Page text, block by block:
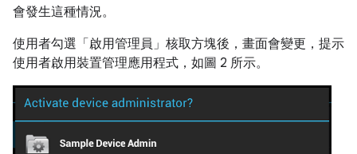
會發生這種情況。
使用者勾選「啟用管理員」 核取方塊後，畫面會變更，提示
使用者啟用裝置管理應用程式，如圖 2 所示。